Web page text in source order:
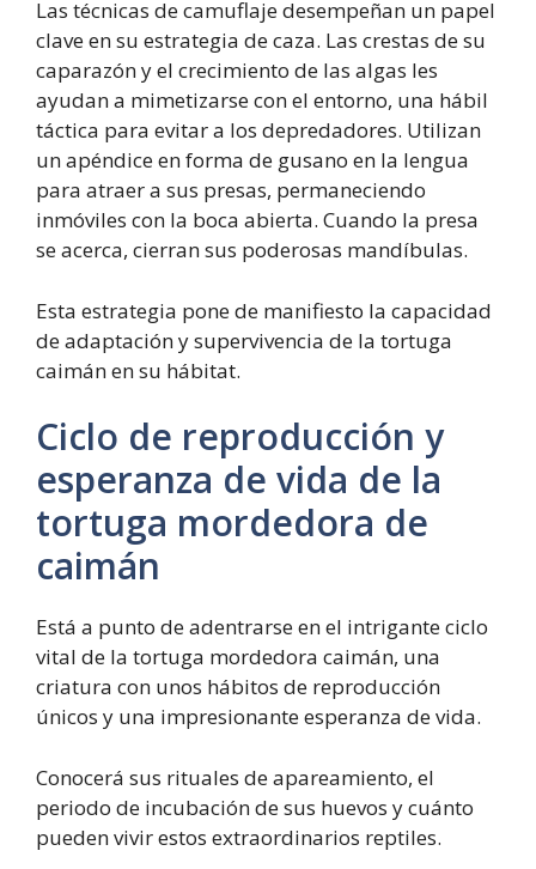
Las técnicas de camuflaje desempeñan un papel
clave en su estrategia de caza. Las crestas de su
caparazón y el crecimiento de las algas les
ayudan a mimetizarse con el entorno, una hábil
táctica para evitar a los depredadores. Utilizan
un apéndice en forma de gusano en la lengua
para atraer a sus presas, permaneciendo
inmóviles con la boca abierta. Cuando la presa
se acerca, cierran sus poderosas mandíbulas.
Esta estrategia pone de manifiesto la capacidad
de adaptación y supervivencia de la tortuga
caimán en su hábitat.
Ciclo de reproducción y
esperanza de vida de la
tortuga mordedora de
caimán
Está a punto de adentrarse en el intrigante ciclo
vital de la tortuga mordedora caimán, una
criatura con unos hábitos de reproducción
únicos y una impresionante esperanza de vida.
Conocerá sus rituales de apareamiento, el
periodo de incubación de sus huevos y cuánto
pueden vivir estos extraordinarios reptiles.